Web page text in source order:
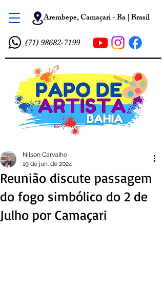
Arembepe, Camaçari - Ba | Brasil
(71) 98682-7199
Reunião discute passagem
do fogo simbólico do 2 de
Julho por Camaçari
Nilson Carvalho
19 de jun. de 2024